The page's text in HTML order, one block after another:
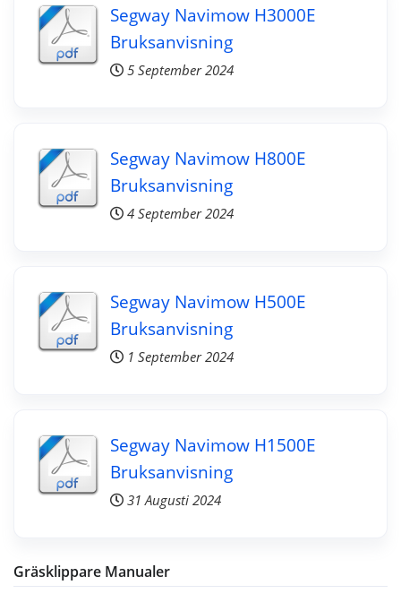
Segway Navimow H3000E
Bruksanvisning
5 September 2024
Segway Navimow H800E
Bruksanvisning
4 September 2024
Segway Navimow H500E
Bruksanvisning
1 September 2024
Segway Navimow H1500E
Bruksanvisning
31 Augusti 2024
Gräsklippare Manualer